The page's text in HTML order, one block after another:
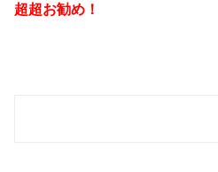
超超お勧め！